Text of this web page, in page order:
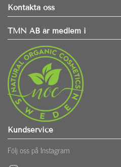
Kontakta oss
TMN AB är medlem i
Kundservice
Följ oss på Instagram